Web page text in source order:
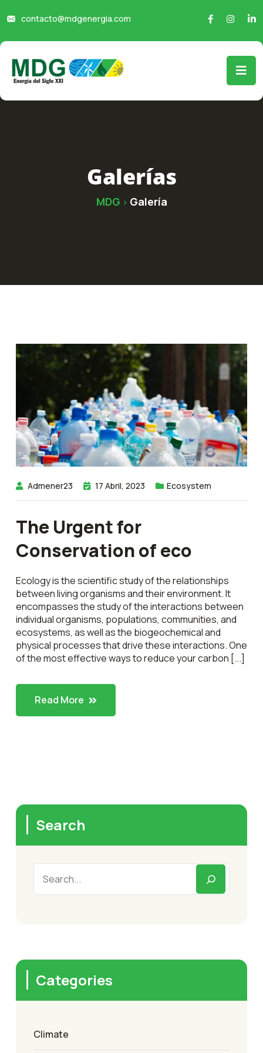
contacto@mdgenergia.com
Galerías
MDG > Galería
Admener23 17 Abril, 2023 Ecosystem
The Urgent for
Conservation of eco
Ecology is the scientific study of the relationships
between living organisms and their environment. It
encompasses the study of the interactions between
individual organisms, populations, communities, and
ecosystems, as well as the biogeochemical and
physical processes that drive these interactions. One
of the most effective ways to reduce your carbon [...]
Read More
Search
Categories
Climate